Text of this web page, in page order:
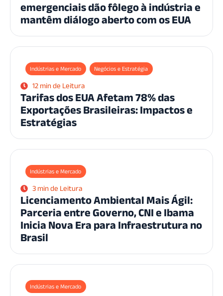
emergenciais dão fôlego à indústria e
mantêm diálogo aberto com os EUA
Indústrias e Mercado Negócios e Estratégia
12 min de Leitura
Tarifas dos EUA Afetam 78% das
Exportações Brasileiras: Impactos e
Estratégias
Indústrias e Mercado
3 min de Leitura
Licenciamento Ambiental Mais Ágil:
Parceria entre Governo, CNI e Ibama
Inicia Nova Era para Infraestrutura no
Brasil
Indústrias e Mercado